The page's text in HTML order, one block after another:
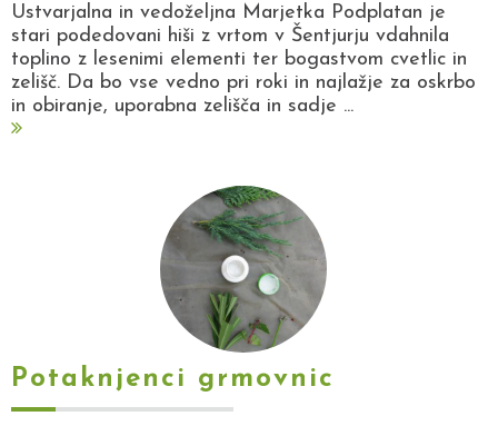
Ustvarjalna in vedoželjna Marjetka Podplatan je
stari podedovani hiši z vrtom v Šentjurju vdahnila
toplino z lesenimi elementi ter bogastvom cvetlic in
zelišč. Da bo vse vedno pri roki in najlažje za oskrbo
in obiranje, uporabna zelišča in sadje ...
Potaknjenci grmovnic